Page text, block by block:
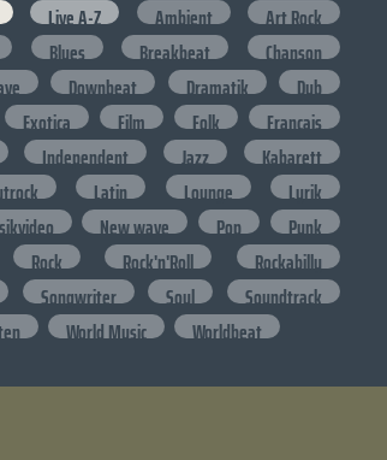
Live A-Z Ambient
Art Rock
Blues Breakbeat
Chanson
Downbeat Dramatik
Dub
Exotica Film Folk
Francais
Independent Jazz
Kabarett
Latin Lounge
Lyrik
New wave Pop
Punk
Rock Rock'n'Roll
Rockabilly
Songwriter Soul
Soundtrack
World Music Worldbeat